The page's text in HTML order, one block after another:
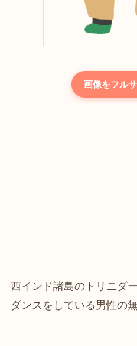
画像をフル
西インド諸島のトリニダ
ダンスをしている男性の